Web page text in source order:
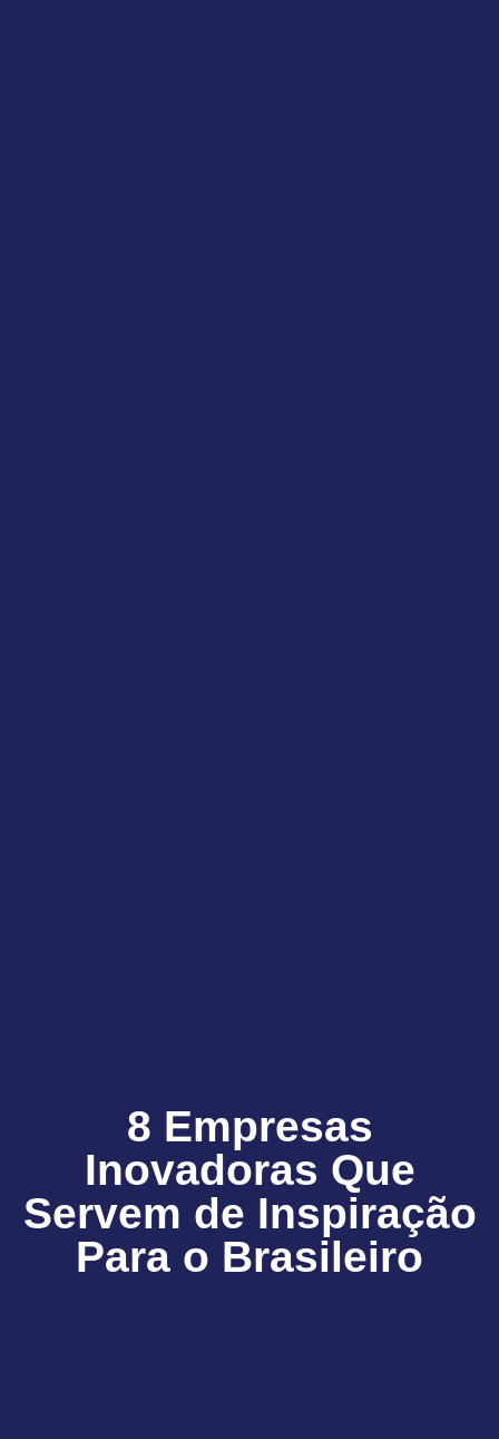
8 Empresas
Inovadoras Que
Servem de Inspiração
Para o Brasileiro